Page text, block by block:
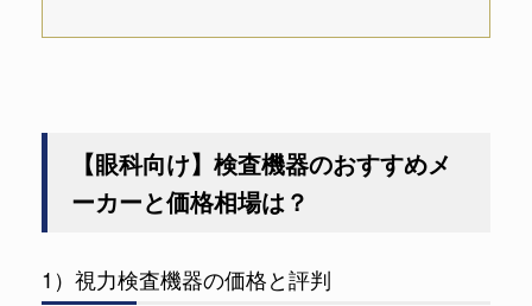
【眼科向け】検査機器のおすすめメ
ーカーと価格相場は？
1）視力検査機器の価格と評判